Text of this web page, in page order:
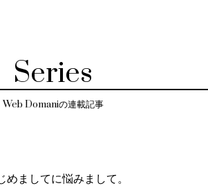
Series
Web Domaniの連載記事
めましてに悩みまして。